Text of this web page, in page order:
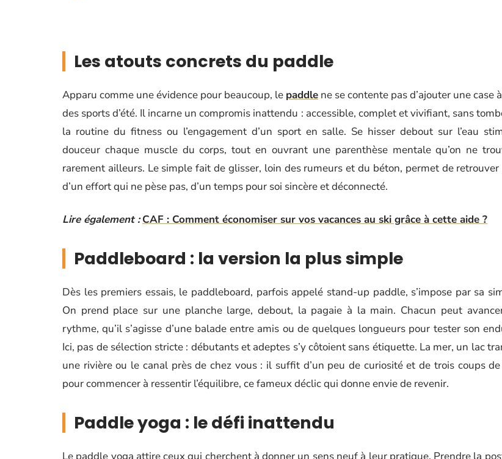
Les atouts concrets du paddle
Apparu comme une évidence pour beaucoup, le paddle ne se contente pas d’ajouter une case
des sports d’été. Il incarne un compromis inattendu : accessible, complet et vivifiant, sans
la routine du fitness ou l’engagement d’un sport en salle. Se hisser debout sur l’eau
douceur chaque muscle du corps, tout en ouvrant une parenthèse mentale qu’on ne
rarement ailleurs. Le simple fait de glisser, loin des rumeurs et du béton, permet de
d’un effort qui ne pèse pas, d’un temps pour soi sincère et déconnecté.
Lire également : CAF : Comment économiser sur vos vacances au ski grâce à cette aide ?
Paddleboard : la version la plus simple
Dès les premiers essais, le paddleboard, parfois appelé stand-up paddle, s’impose par sa
On prend place sur une planche large, debout, la pagaie à la main. Chacun peut
rythme, qu’il s’agisse d’une balade entre amis ou de quelques longueurs pour tester son
Ici, pas de sélection stricte : débutants et adeptes s’y côtoient sans étiquette. La mer, un lac
une rivière ou le canal près de chez vous : il suffit d’un peu de curiosité et de trois coups
pour commencer à ressentir l’équilibre, ce fameux déclic qui donne envie de revenir.
Paddle yoga : le défi inattendu